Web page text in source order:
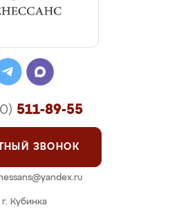
г. Кубинка
511-89-55
ЗВОНОК